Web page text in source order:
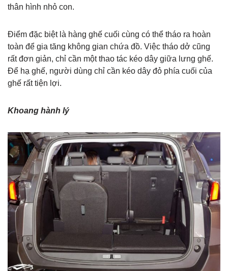
thân hình nhỏ con.
Điểm đặc biệt là hàng ghế cuối cùng có thể tháo ra hoàn
toàn để gia tăng không gian chứa đồ. Việc tháo dở cũng
rất đơn giản, chỉ cần một thao tác kéo dây giữa lưng ghế.
Để hạ ghế, người dùng chỉ cần kéo dây đỏ phía cuối của
ghế rất tiện lợi.
Khoang hành lý